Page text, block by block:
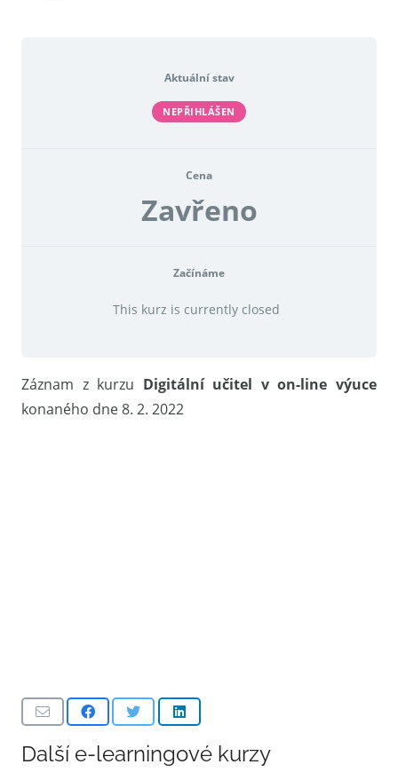
Aktuální stav
NEPŘIHLÁŠEN
Cena
Zavřeno
Začínáme
This kurz is currently closed
Záznam z kurzu Digitální učitel v on-line výuce
konaného dne 8. 2. 2022
Další e-learningové kurzy